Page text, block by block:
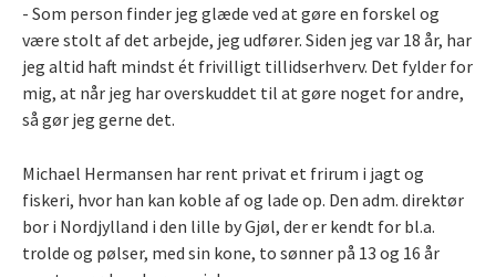
- Som person finder jeg glæde ved at gøre en forskel og
være stolt af det arbejde, jeg udfører. Siden jeg var 18 år, har
jeg altid haft mindst ét frivilligt tillidserhverv. Det fylder for
mig, at når jeg har overskuddet til at gøre noget for andre,
så gør jeg gerne det.
Michael Hermansen har rent privat et frirum i jagt og
fiskeri, hvor han kan koble af og lade op. Den adm. direktør
bor i Nordjylland i den lille by Gjøl, der er kendt for bl.a.
trolde og pølser, med sin kone, to sønner på 13 og 16 år